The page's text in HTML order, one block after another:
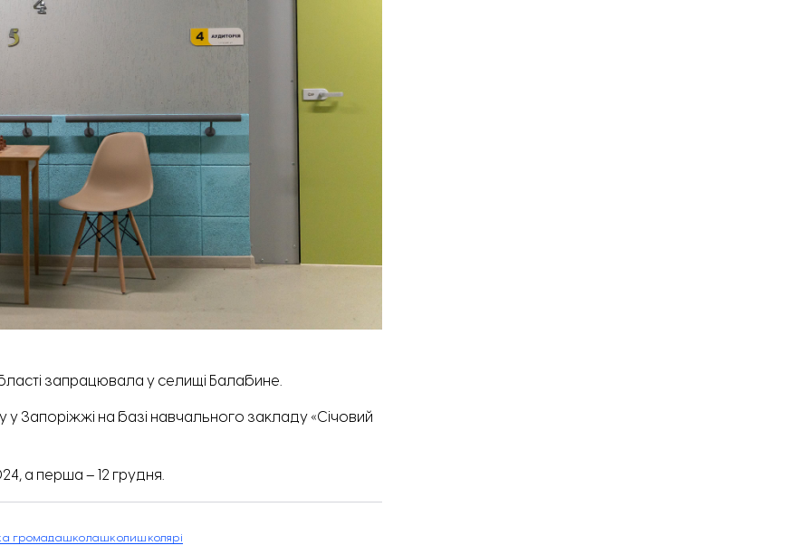
запрацювала у селищі Балабине.
Запоріжжі на базі навчального закладу «Січовий
а перша – 12 грудня.
громадашколашколишколярі